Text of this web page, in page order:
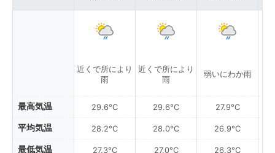
最高気温
平均気温
最低気温
近くで所により
雨
29.6°C
28.2°C
27.3°C
近くで所により
雨
29.6°C
28.0°C
27.0°C
弱いにわか雨
27.9°C
26.9°C
26.3°C